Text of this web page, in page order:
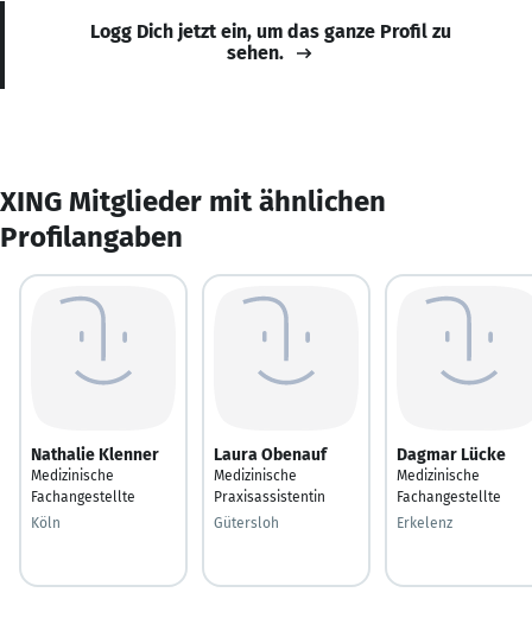
Logg Dich jetzt ein, um das ganze Profil zu
sehen.
XING Mitglieder mit ähnlichen
Profilangaben
Nathalie Klenner
Medizinische
Fachangestellte
Köln
Laura Obenauf
Medizinische
Praxisassistentin
Gütersloh
Dagmar Lücke
Medizinische
Fachangestellte
Erkelenz